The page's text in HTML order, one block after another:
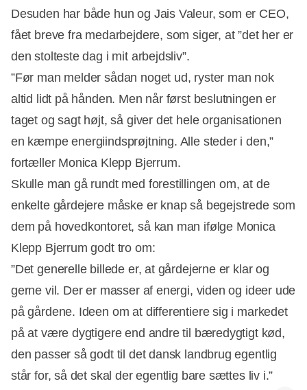
Desuden har både hun og Jais Valeur, som er CEO,
fået breve fra medarbejdere, som siger, at ”det her er
den stolteste dag i mit arbejdsliv”.
”Før man melder sådan noget ud, ryster man nok
altid lidt på hånden. Men når først beslutningen er
taget og sagt højt, så giver det hele organisationen
en kæmpe energiindsprøjtning. Alle steder i den,”
fortæller Monica Klepp Bjerrum.
Skulle man gå rundt med forestillingen om, at de
enkelte gårdejere måske er knap så begejstrede som
dem på hovedkontoret, så kan man ifølge Monica
Klepp Bjerrum godt tro om:
”Det generelle billede er, at gårdejerne er klar og
gerne vil. Der er masser af energi, viden og ideer ude
på gårdene. Ideen om at differentiere sig i markedet
på at være dygtigere end andre til bæredygtigt kød,
den passer så godt til det dansk landbrug egentlig
står for, så det skal der egentlig bare sættes liv i.”